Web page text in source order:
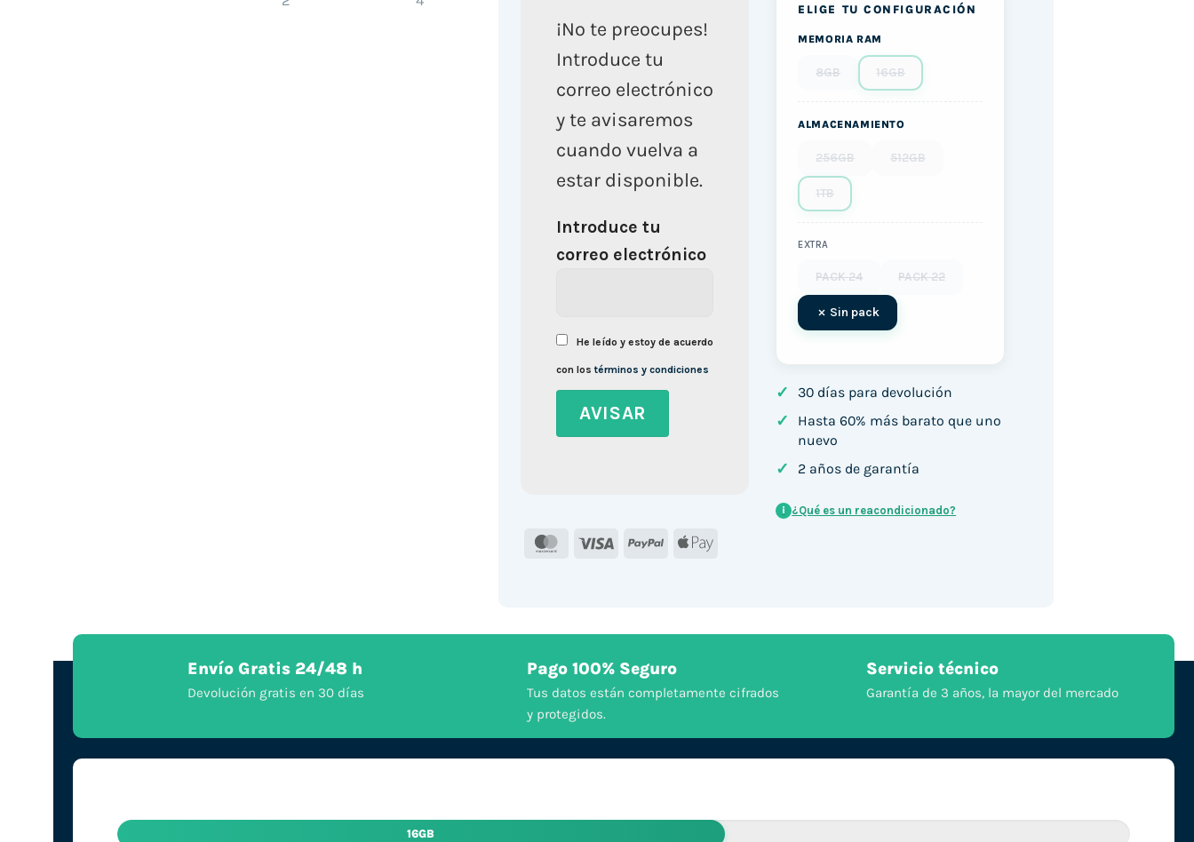
¡No te preocupes!
Introduce tu
correo electrónico
y te avisaremos
cuando vuelva a
estar disponible.
Introduce tu
correo electrónico
He leído y estoy de acuerdo
con lostérminos y condiciones
MasterCard
Visa PayPal Apple
ELIGE TU CONFIGURACIÓN
MEMORIA RAM
8GB 16GB
ALMACENAMIENTO
256GB 512GB
1TB
EXTRA
PACK 24 PACK 22
Sin pack
✓ 30 días para devolución
✓
Hasta 60% más barato que uno
nuevo
✓ 2 años de garantía
i ¿Qué es un reacondicionado?
Envío Gratis 24/48 h
Devolución gratis en 30 días
Pago 100% Seguro
Tus datos están completamente cifrados
y protegidos.
Servicio técnico
Garantía de 3 años, la mayor del mercado
16GB